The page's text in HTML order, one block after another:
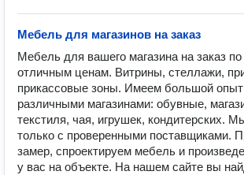
Мебель для магазинов на заказ
Мебель для вашего магазина на заказ по
отличным ценам. Витрины, стеллажи,
прикассовые зоны. Имеем большой опыт
различными магазинами: обувные,
текстиля, чая, игрушек, кондитерских.
только с проверенными поставщиками.
замер, спроектируем мебель и
у вас на объекте. На нашем сайте вы